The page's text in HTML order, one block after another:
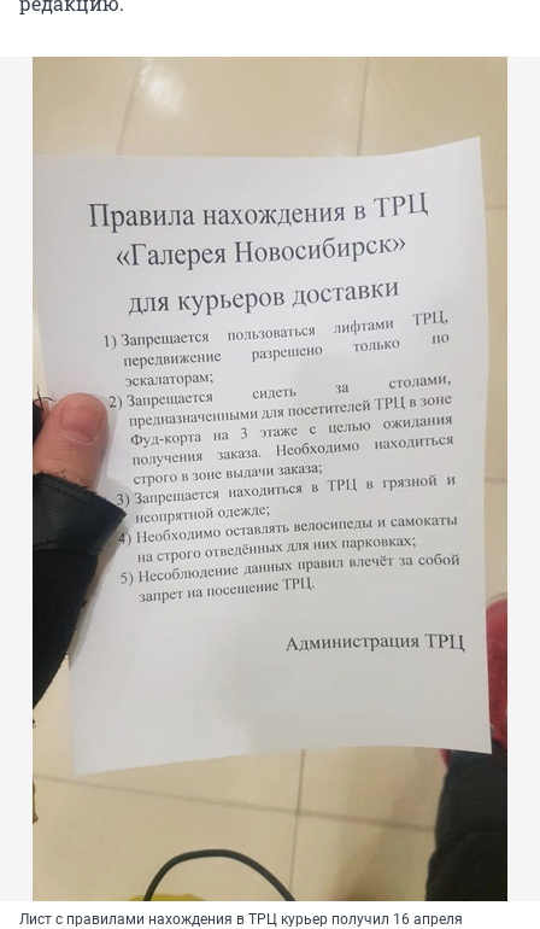
Лист с правилами нахождения в ТРЦ курьер получил 16 апреля